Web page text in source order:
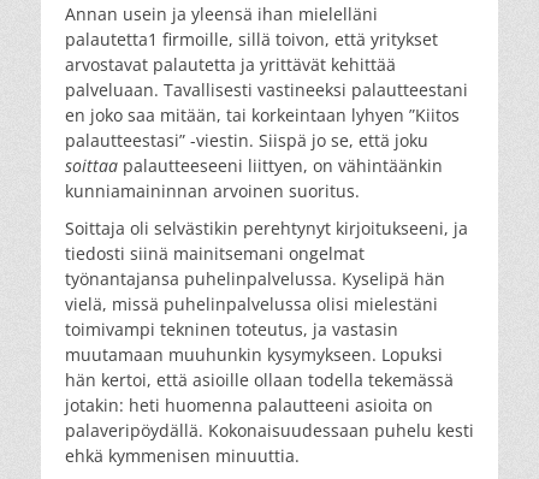
Annan usein ja yleensä ihan mielelläni
palautetta1 firmoille, sillä toivon, että yritykset
arvostavat palautetta ja yrittävät kehittää
palveluaan. Tavallisesti vastineeksi palautteestani
en joko saa mitään, tai korkeintaan lyhyen ”Kiitos
palautteestasi” -viestin. Siispä jo se, että joku
soittaa palautteeseeni liittyen, on vähintäänkin
kunniamaininnan arvoinen suoritus.
Soittaja oli selvästikin perehtynyt kirjoitukseeni, ja
tiedosti siinä mainitsemani ongelmat
työnantajansa puhelinpalvelussa. Kyselipä hän
vielä, missä puhelinpalvelussa olisi mielestäni
toimivampi tekninen toteutus, ja vastasin
muutamaan muuhunkin kysymykseen. Lopuksi
hän kertoi, että asioille ollaan todella tekemässä
jotakin: heti huomenna palautteeni asioita on
palaveripöydällä. Kokonaisuudessaan puhelu kesti
ehkä kymmenisen minuuttia.